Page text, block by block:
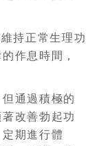
持正常生理功
作息時間，
通過積極的
改善勃起功
期進行體